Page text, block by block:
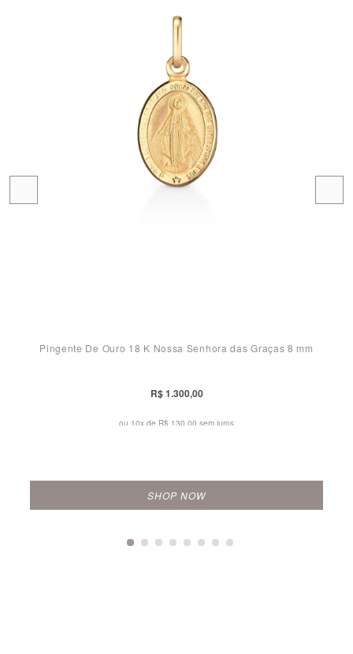
Pingente De Ouro 18 K Nossa Senhora das Graças 8 mm
R$ 1.300,00
ou 10x de R$ 130,00 sem juros
SHOP NOW